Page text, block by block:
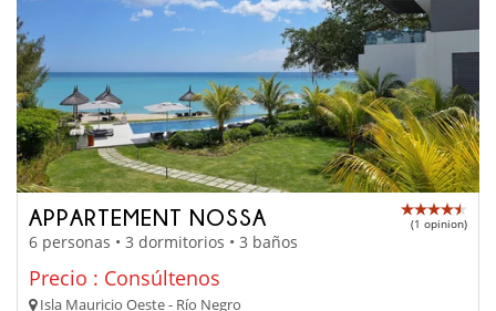
APPARTEMENT NOSSA (1 opinion)
6 personas • 3 dormitorios • 3 baños
Precio : Consúltenos
Isla Mauricio Oeste - Río Negro